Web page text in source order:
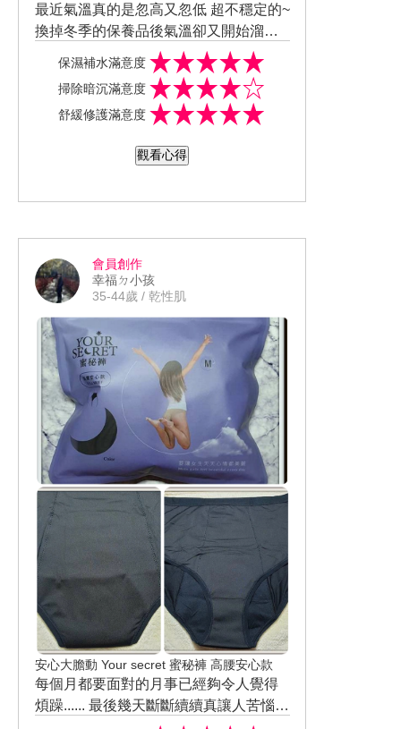
最近氣溫真的是忽高又忽低 超不穩定的~
換掉冬季的保養品後氣溫卻又開始溜滑
梯的下降 變得濕濕冷冷的
而這一罐既能保濕補水還能兼顧滋潤度
的保養品 更是針對台灣特殊濕熱氣候容
易引起肌膚不適、因年齡所流失造成肌
底結構不穩、保養效果極為有限而開發
特殊製程「鑽石3D網科技」將保養成分
「鎖水」雙重功效
質地完全是液體狀 剛開封時還有點不太
習慣 畢竟產品歸類在化妝水後使用 理論
際使用後雖然很水感、流動性較高 但手
完全不影響使用
斜管設計外 開口出還特別細小 所以即便
設計讓每一管用量更精準更剛剛好 細看
子釘濃度足夠 所以濃度不足、細緻不足
是無法呈現獨特「雲朵藍」 先在手心滴
壓的方式擦拭直到吸收 能感受到除了本
身質地水潤所帶來的補水度還多了一份
淡淡的潤澤感 但卻不是油感或是黏膩感
而且吸收後肌膚完全沒有任何油光 表面
也很乾爽 用手觸摸膚況還很柔嫩!!! 非常
適合現在還會突然偏涼不上不下的氣候
補足水份還能兼顧滋潤度 重點是不會滿
臉油光感
感更吃妝更服貼 大幅減少妝前擦太多層
油、無Parabens 即使肌膚不適也能安心
使用
小泛紅、莫名搔癢、緊繃感 還真舒緩了
不少 至少目前肌膚並無出現上述的這些
#美周報 #試用大隊 #試用推薦 #試用好
評價認證 #美妝試用評價 #分子保濕修護
專家 #敏感肌適用 #敏感肌保養品 #KISS
ME奇士美
puravida.kissme @ibeautyreport
保濕補水滿意度
掃除暗沉滿意度
舒緩修護滿意度
觀看心得
會員創作
幸福ㄉ小孩
35-44歲 / 乾性肌
安心大膽動 Your secret 蜜秘褲 高腰安心款
每個月都要面對的月事已經夠令人覺得
煩躁...... 最後幾天斷斷續續真讓人苦惱